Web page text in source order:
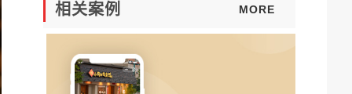
相关案例 MORE